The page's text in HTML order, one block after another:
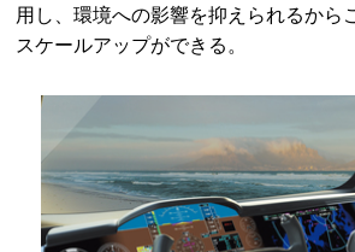
用し、環境への影響を抑えられるから
スケールアップができる。